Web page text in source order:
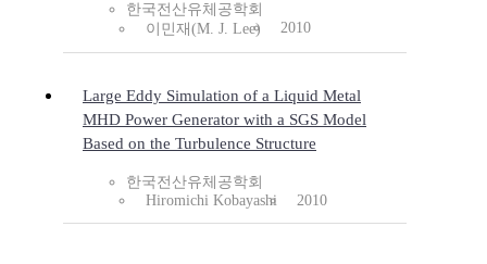
한국전산유체공학회
이민재(M. J. Lee)
2010
Large Eddy Simulation of a Liquid Metal
MHD Power Generator with a SGS Model
Based on the Turbulence Structure
한국전산유체공학회
Hiromichi Kobayashi
2010